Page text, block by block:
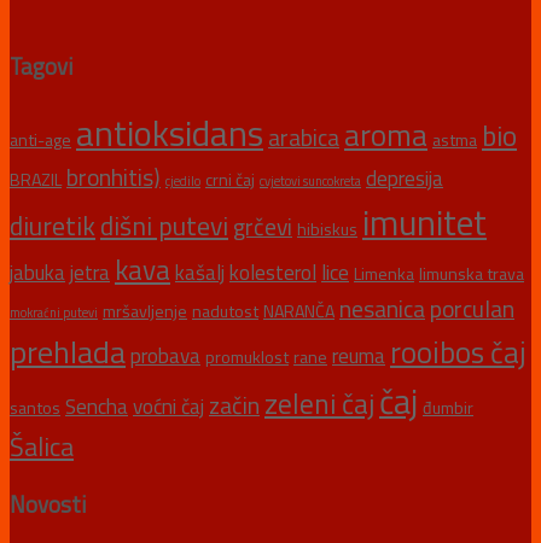
Tagovi
anti-age antioksidans arabicaaroma astma bio
BRAZIL bronhitis) cjedilo crni čaj cvjetovi suncokreta depresija
diuretikdišni putevi grčevi hibiskus imunitet
jabukajetra kavakašaljkolesterol lice Limenka limunska trava
mokraćni putevi mršavljenje nadutost NARANČA nesanicaporculan
prehladaprobava promuklost rane reuma rooibos čaj
santos Senchavoćni čaj začin zeleni čajčaj đumbir
Šalica
Novosti